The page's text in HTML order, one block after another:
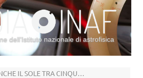
dell’Istituto nazionale di astrofisica
COSÌ APPARIRÀ ANCHE IL SOLE TRA CINQUE MILIARDI DI ANNI